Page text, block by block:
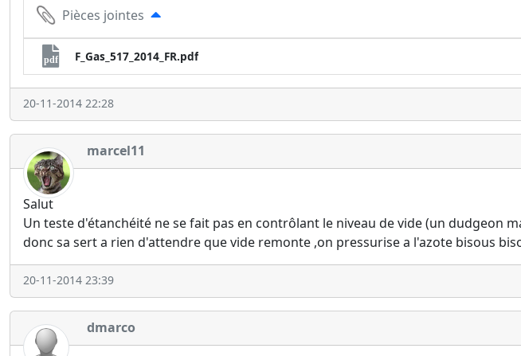
Pièces jointes
pdf F_Gas_517_2014_FR.pdf
20-11-2014 22:28
marcel11
Salut
Un teste d'étanchéité ne se fait pas en contrôlant le niveau de vide (un dudgeon
donc sa sert a rien d'attendre que vide remonte ,on pressurise a l'azote bisous
20-11-2014 23:39
dmarco